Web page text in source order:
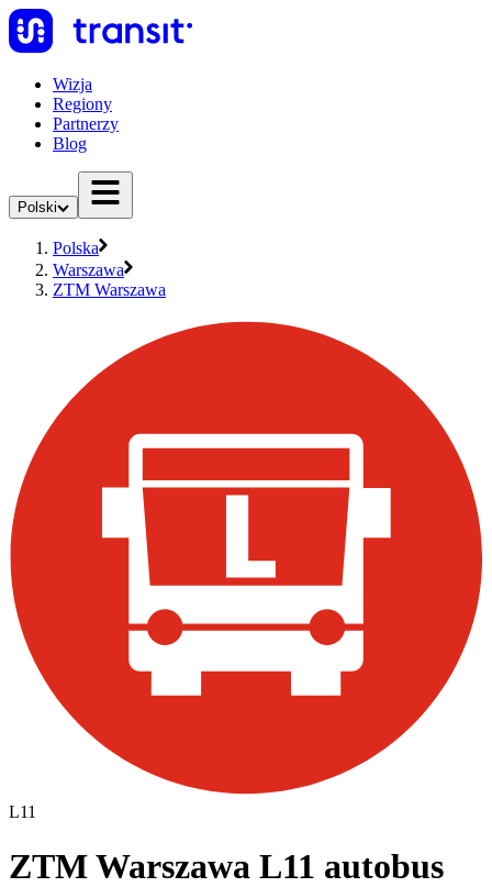
Wizja
Regiony
Partnerzy
Blog
Polski
Polska
Warszawa
ZTM Warszawa
L11
ZTM Warszawa L11 autobus